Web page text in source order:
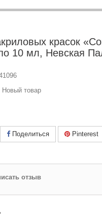
красок
10 мл, Невская
Новый товар
Поделиться Pinterest
отзыв